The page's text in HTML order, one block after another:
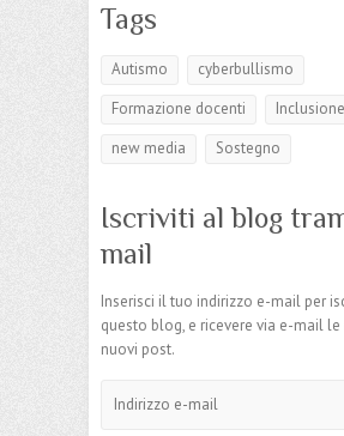
Tags
Autismo
cyberbullismo
Formazione docenti
Inclusione
new media
Sostegno
Iscriviti al blog
mail
Inserisci il tuo indirizzo e-mail per
questo blog, e ricevere via e-mail
nuovi post.